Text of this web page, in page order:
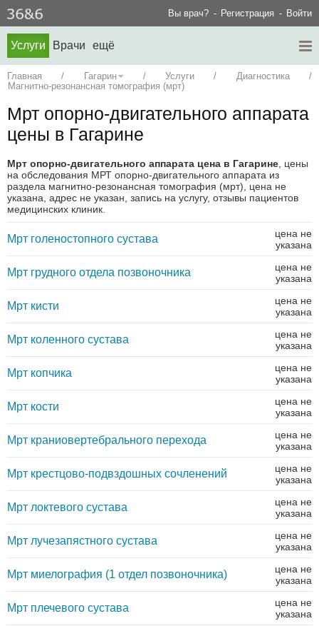
Вы врач? Регистрация Войти
Услуги Врачи ещё
Главная / Гагарин / Услуги / Диагностика
/
Магнитно-резонансная томография (мрт)
Мрт опорно-двигательного аппарата
цены в Гагарине
Мрт опорно-двигательного аппарата цена в Гагарине, цены
на обследования МРТ опорно-двигательного аппарата из
раздела магнитно-резонансная томография (мрт), цена не
указана, адрес не указан, запись на услугу, отзывы пациентов
медицинских клиник.
Мрт голеностопного сустава
цена не
указана
Мрт грудного отдела позвоночника
цена не
указана
Мрт кисти
цена не
указана
Мрт коленного сустава
цена не
указана
Мрт копчика
цена не
указана
Мрт кости
цена не
указана
Мрт краниовертебрального перехода
цена не
указана
Мрт крестцово-подвздошных сочленений
цена не
указана
Мрт локтевого сустава
цена не
указана
Мрт лучезапястного сустава
цена не
указана
Мрт миелография (1 отдел позвоночника)
цена не
указана
Мрт плечевого сустава
цена не
указана